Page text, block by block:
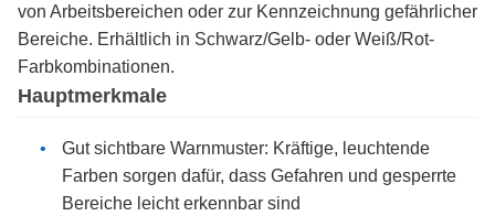
von Arbeitsbereichen oder zur Kennzeichnung gefährlicher
Bereiche. Erhältlich in Schwarz/Gelb- oder Weiß/Rot-
Farbkombinationen.
Hauptmerkmale
Gut sichtbare Warnmuster: Kräftige, leuchtende
Farben sorgen dafür, dass Gefahren und gesperrte
Bereiche leicht erkennbar sind